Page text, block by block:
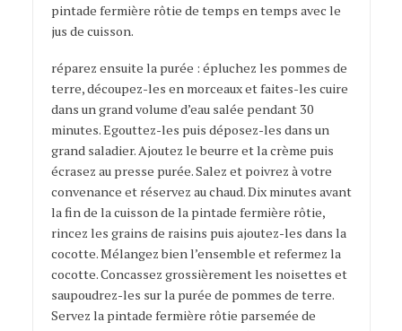
pintade fermière rôtie de temps en temps avec le
jus de cuisson.
réparez ensuite la purée : épluchez les pommes de
terre, découpez-les en morceaux et faites-les cuire
dans un grand volume d’eau salée pendant 30
minutes. Egouttez-les puis déposez-les dans un
grand saladier. Ajoutez le beurre et la crème puis
écrasez au presse purée. Salez et poivrez à votre
convenance et réservez au chaud. Dix minutes avant
la fin de la cuisson de la pintade fermière rôtie,
rincez les grains de raisins puis ajoutez-les dans la
cocotte. Mélangez bien l’ensemble et refermez la
cocotte. Concassez grossièrement les noisettes et
saupoudrez-les sur la purée de pommes de terre.
Servez la pintade fermière rôtie parsemée de